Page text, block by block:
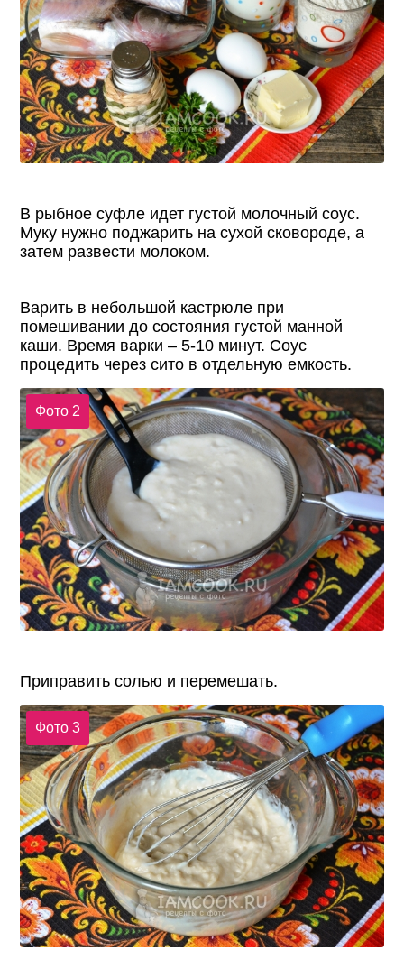
В рыбное суфле идет густой молочный соус.
Муку нужно поджарить на сухой сковороде, а
затем развести молоком.
Варить в небольшой кастрюле при
помешивании до состояния густой манной
каши. Время варки – 5-10 минут. Соус
процедить через сито в отдельную емкость.
Фото 2
Приправить солью и перемешать.
Фото 3